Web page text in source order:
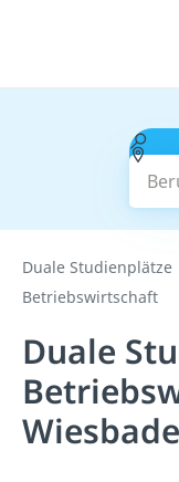
Duale Studienplätze
Betriebswirtschaft
Duale